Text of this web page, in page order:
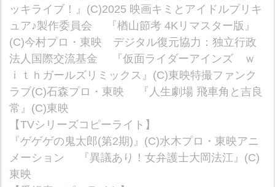
ッキライブ！』(C)2025 映画キミとアイドルプリキ
ュア♪製作委員会 『楢山節考 4Kリマスター版』
(C)今村プロ・東映 デジタル復元協力：独立行政
法人国際交流基金 『仮面ライダーアインズ ｗ
ｉｔｈガールズリミックス』(C)東映特撮ファンク
ラブ(C)石森プロ・東映 『人生劇場 飛車角と吉良
常』(C)東映
【TVシリーズコピーライト】
『ゲゲゲの鬼太郎(第2期)』(C)水木プロ・東映アニ
メーション 『異議あり！女弁護士大岡法江』(C)
東映